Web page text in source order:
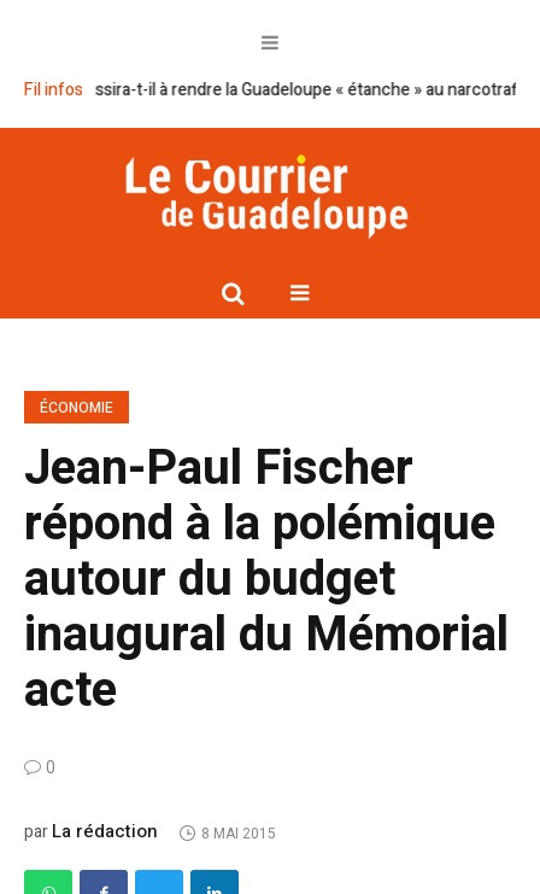
Fil infos
réussira-t-il à rendre la Guadeloupe « étanche » au narcotrafic ?
ÉCONOMIE
Jean-Paul Fischer
répond à la polémique
autour du budget
inaugural du Mémorial
acte
0
parLa rédaction 8 MAI 2015